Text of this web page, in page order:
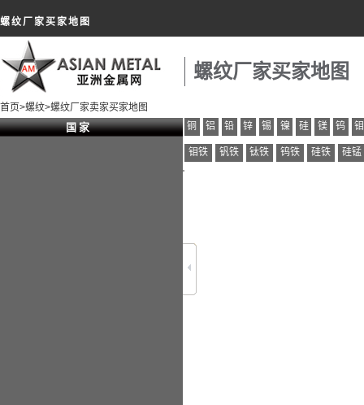
螺纹厂家买家地图
螺纹厂家买家地图
首页>螺纹>螺纹厂家卖家买家地图
国 家 铜 铝 铅 锌 锡 镍 硅 镁 钨 钼
钼铁 钒铁 钛铁 钨铁 硅铁 硅锰